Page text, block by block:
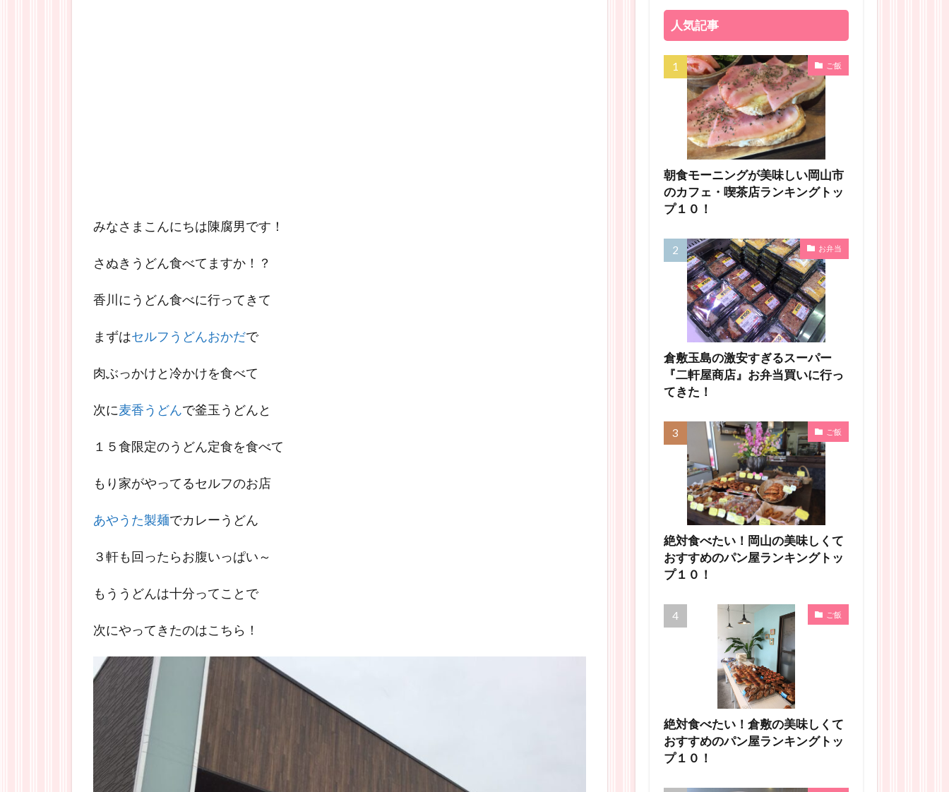
みなさまこんにちは陳腐男です！
さぬきうどん食べてますか！？
香川にうどん食べに行ってきて
まずはセルフうどんおかだで
肉ぶっかけと冷かけを食べて
次に麦香うどんで釜玉うどんと
１５食限定のうどん定食を食べて
もり家がやってるセルフのお店
あやうた製麺でカレーうどん
３軒も回ったらお腹いっぱい～
もううどんは十分ってことで
次にやってきたのはこちら！
人気記事
ご飯
朝食モーニングが美味しい岡山市
のカフェ・喫茶店ランキングトッ
プ１０！
お弁当
倉敷玉島の激安すぎるスーパー
『二軒屋商店』お弁当買いに行っ
てきた！
ご飯
絶対食べたい！岡山の美味しくて
おすすめのパン屋ランキングトッ
プ１０！
ご飯
絶対食べたい！倉敷の美味しくて
おすすめのパン屋ランキングトッ
プ１０！